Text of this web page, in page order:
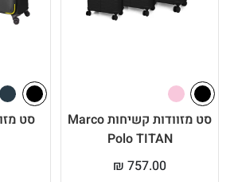
סט מזוודות קשיחות Marco
Polo TITAN
₪ 757.00